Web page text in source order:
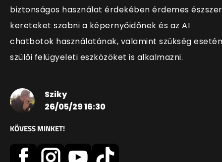
biztonságos használat érdekében érdemes
kereteket szabni a képernyőidőnek és az AI
chatbotok használatának, valamint szükség esetén
szülői felügyeleti eszközöket is alkalmazni.
Sziky
26/05/29 16:30
KÖVESS MINKET!